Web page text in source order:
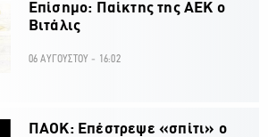
Επίσημο: Παίκτης της ΑΕΚ ο
Βιτάλις
06 ΑΥΓΟΥΣΤΟΥ - 16:02
ΠΑΟΚ: Επέστρεψε «σπίτι» ο